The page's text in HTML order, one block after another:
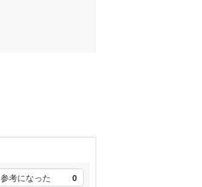
参考になった 0